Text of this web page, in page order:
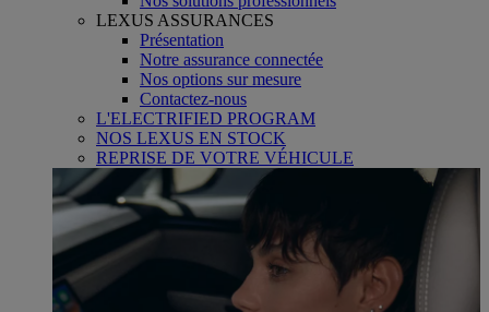
LEXUS ASSURANCES
Présentation
Notre assurance connectée
Nos options sur mesure
Contactez-nous
L'ELECTRIFIED PROGRAM
NOS LEXUS EN STOCK
REPRISE DE VOTRE VÉHICULE